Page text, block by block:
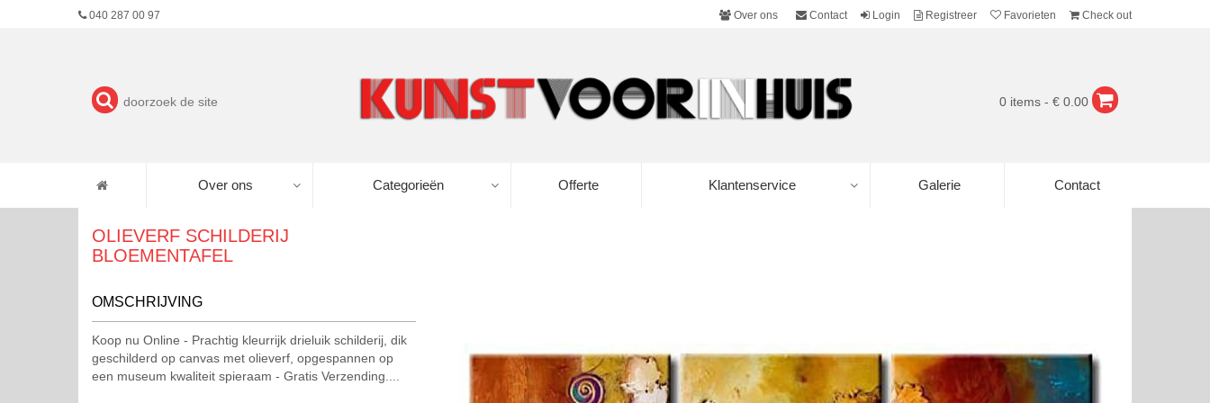
040 287 00 97 Over ons Contact Login Registreer Favorieten Check out
0 items - € 0.00
Over ons Categorieën Offerte Klantenservice Galerie Contact
OLIEVERF SCHILDERIJ
BLOEMENTAFEL
OMSCHRIJVING
Koop nu Online - Prachtig kleurrijk drieluik schilderij, dik
geschilderd op canvas met olieverf, opgespannen op
een museum kwaliteit spieraam - Gratis Verzending....